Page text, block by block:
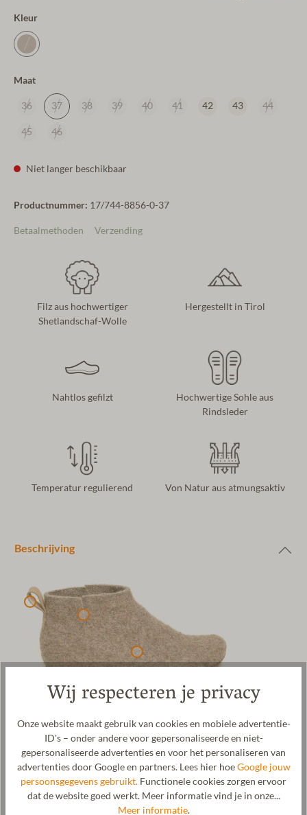
Kleur
Maat
36 37 38 39 40 41 42 43 44
45 46
Niet langer beschikbaar
Productnummer: 17/744-8856-0-37
Betaalmethoden Verzending
Filz aus hochwertiger
Shetlandschaf-Wolle
Hergestellt in Tirol
Nahtlos gefilzt
Hochwertige Sohle aus
Rindsleder
Temperatur regulierend Von Natur aus atmungsaktiv
Beschrijving
Magicfelt 744 vilten huttenslof voor dames en heren van 100%
zuivere shetlandwol. Het bovenmateriaal wordt naadloos uit één
stuk over een leest gevilt en krijgt daardoor zijn perfecte
anatomische vorm. Deze vilten laars is voorzien van een
hoogwaardige, robuuste zool van runderleer. Voor extra gemak is
Wij respecteren je privacy
Onze website maakt gebruik van cookies en mobiele advertentie-
ID's – onder andere voor gepersonaliseerde en niet-
gepersonaliseerde advertenties en voor het personaliseren van
advertenties door Google en partners. Lees hier hoeGoogle jouw
persoonsgegevens gebruikt. Functionele cookies zorgen ervoor
dat de website goed werkt. Meer informatie vind je in onze...
Meer informatie.